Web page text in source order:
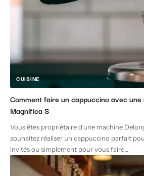
CUISINE
Comment faire un cappuccino avec une
Magnifica S
Vous êtes propriétaire d'une machine
souhaitez réaliser un cappuccino parfait
invités ou simplement pour vous faire…